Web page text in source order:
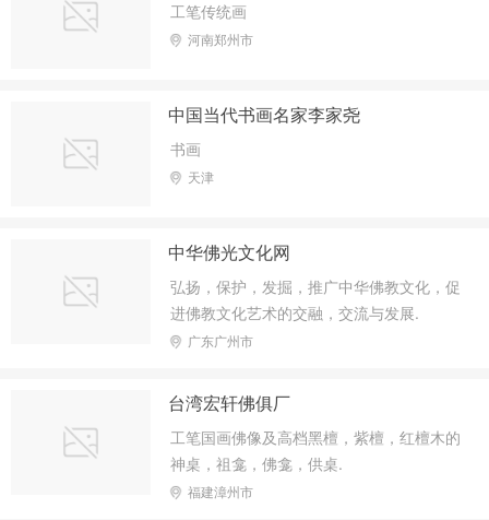
工笔传统画
河南郑州市
中国当代书画名家李家尧
书画
天津
中华佛光文化网
弘扬，保护，发掘，推广中华佛教文化，促
进佛教文化艺术的交融，交流与发展.
广东广州市
台湾宏轩佛俱厂
工笔国画佛像及高档黑檀，紫檀，红檀木的
神桌，祖龛，佛龛，供桌.
福建漳州市